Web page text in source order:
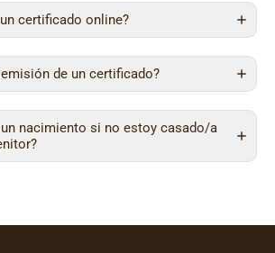
certificado online?
de un certificado?
nacimiento si no estoy casado/a